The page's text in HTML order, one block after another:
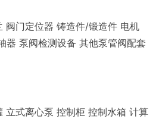
阀门定位器 铸造件/锻造件 电机
器 泵阀检测设备 其他泵管阀配套
立式离心泵 控制柜 控制水箱 计算